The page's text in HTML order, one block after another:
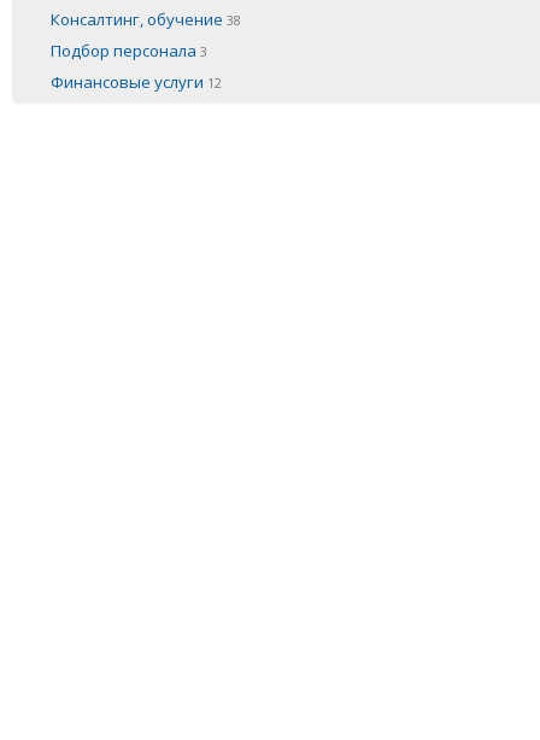
Консалтинг, обучение 38
Подбор персонала 3
Финансовые услуги 12